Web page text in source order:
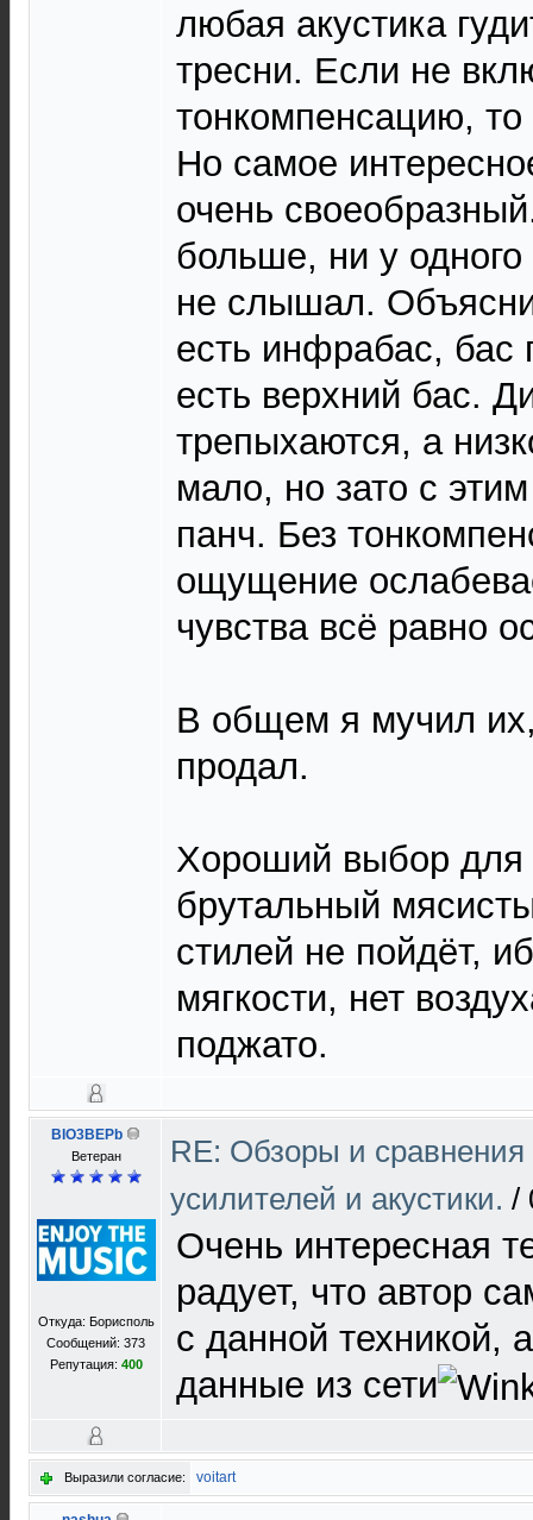
любая акустика
тресни. Если не
тонкомпенсацию,
Но самое
очень
больше, ни у одного
не слышал.
есть инфрабас, бас
есть верхний бас.
трепыхаются, а
мало, но зато с
панч. Без
ощущение
чувства всё равно
В общем я мучил
продал.
Хороший выбор для
брутальный
стилей не пойдёт,
мягкости, нет
поджато.
BIO3BEPb
Ветеран
Откуда: Борисполь
Сообщений: 373
Репутация: 400
RE: Обзоры и
усилителей и акустики. /
Очень интересная
радует, что автор
с данной техникой,
данные из сети
Выразили согласие: voitart